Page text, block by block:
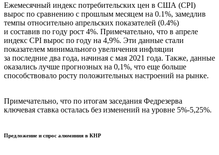
Ежемесячный индекс потребительских цен в США (CPI)
вырос по сравнению с прошлым месяцем на 0.1%, замедлив
темпы относительно апрельских показателей (0.4%)
и составив по году рост 4%. Примечательно, что в апреле
индекс CPI вырос по году на 4,9%. Эти данные стали
показателем минимального увеличения инфляции
за последние два года, начиная с мая 2021 года. Также, данные
оказались лучше прогнозных на 0,1%, что еще больше
способствовало росту положительных настроений на рынке.
Примечательно, что по итогам заседания Федрезерва
ключевая ставка осталась без изменений на уровне 5%-5,25%.
Предложение и спрос алюминия в КНР